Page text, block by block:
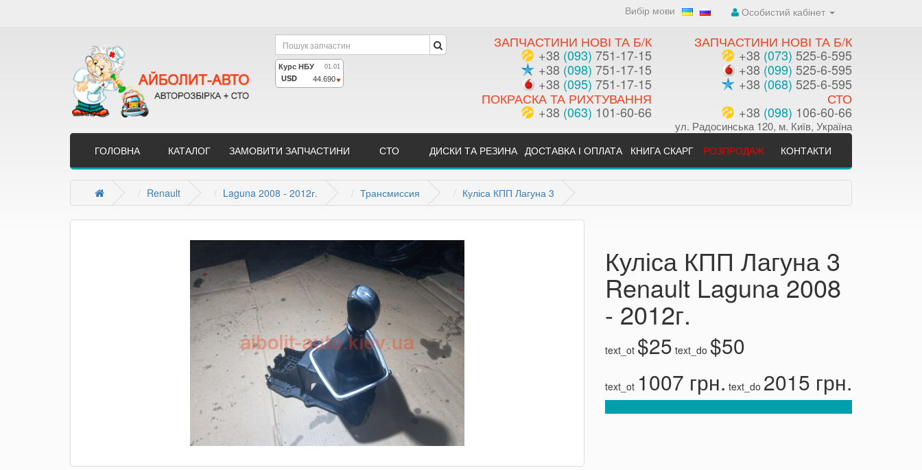
Вибір мови Особистий кабінет
ЗАПЧАСТИНИ НОВІ ТА Б/К
+38 (093) 751-17-15
+38 (098) 751-17-15
+38 (095) 751-17-15
ПОКРАСКА ТА РИХТУВАННЯ
+38 (063) 101-60-66
ЗАПЧАСТИНИ НОВІ ТА Б/К
+38 (073) 525-6-595
+38 (099) 525-6-595
+38 (068) 525-6-595
СТО
+38 (098) 106-60-66
ул. Радосинська 120, м. Київ, Україна
ГОЛОВНА КАТАЛОГ ЗАМОВИТИ ЗАПЧАСТИНИ СТО ДИСКИ ТА РЕЗИНА ДОСТАВКА І ОПЛАТА КНИГА СКАРГ РОЗПРОДАЖ КОНТАКТИ
Renault Laguna 2008 - 2012г. Трансмиссия Куліса КПП Лагуна 3
Куліса КПП Лагуна 3
Renault Laguna 2008
- 2012г.
text_ot $25 text_do $50
text_ot 1007 грн. text_do 2015 грн.